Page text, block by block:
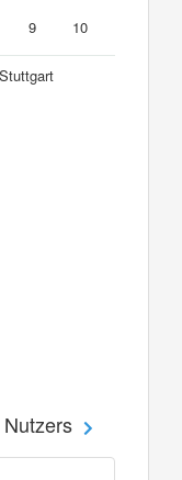
9 10